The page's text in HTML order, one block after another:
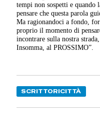
tempi non sospetti e quando
pensare che questa parola
Ma ragionandoci a fondo,
proprio il momento di
incontrare sulla nostra
Insomma, al PROSSIMO”.
SCRITTORICITTÀ